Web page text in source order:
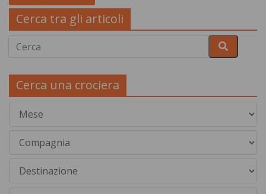
Cerca tra gli articoli
Cerca una crociera